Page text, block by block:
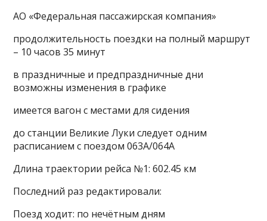
АО «Федеральная пассажирская компания»
продолжительность поездки на полный маршрут
– 10 часов 35 минут
в праздничные и предпраздничные дни
возможны изменения в графике
имеется вагон с местами для сидения
до станции Великие Луки следует одним
расписанием с поездом 063А/064А
Длина траектории рейса №1: 602.45 км
Последний раз редактировали:
Поезд ходит: по нечётным дням